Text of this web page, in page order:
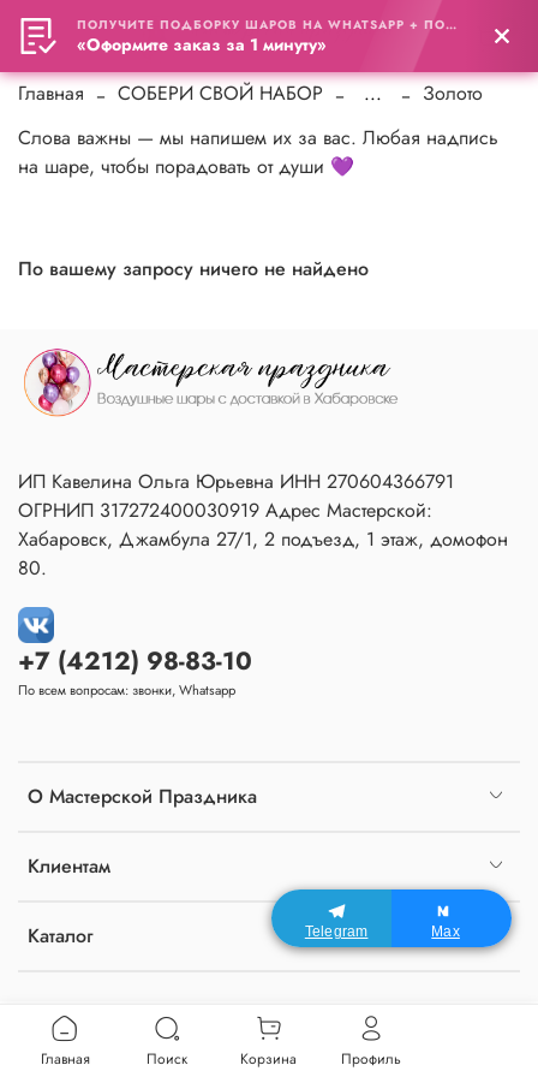
0
Главная СОБЕРИ СВОЙ НАБОР ...
Золото
Слова важны — мы напишем их за вас. Любая надпись
на шаре, чтобы порадовать от души 💜
По вашему запросу ничего не найдено
О Мастерской Праздника
Клиентам
Каталог
+7 (4212) 98-83-10
По всем вопросам: звонки, Whatsapp
ИП Кавелина Ольга Юрьевна ИНН 270604366791
ОГРНИП 317272400030919 Адрес Мастерской:
Хабаровск, Джамбула 27/1, 2 подъезд, 1 этаж, домофон
80.
Главная Поиск Корзина Профиль
Telegram Max
ПОЛУЧИТЕ ПОДБОРКУ ШАРОВ НА WHATSAPP + ПОДАРОК
«Оформите заказ за 1 минуту»